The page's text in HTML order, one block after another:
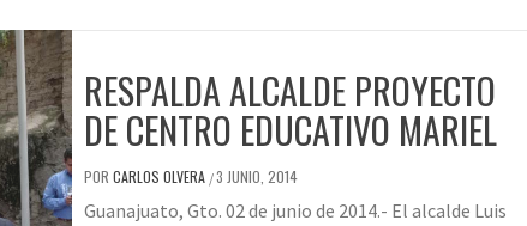
RESPALDA ALCALDE PROYECTO
DE CENTRO EDUCATIVO MARIEL
POR CARLOS OLVERA /3 JUNIO, 2014
Guanajuato, Gto. 02 de junio de 2014.- El alcalde Luis